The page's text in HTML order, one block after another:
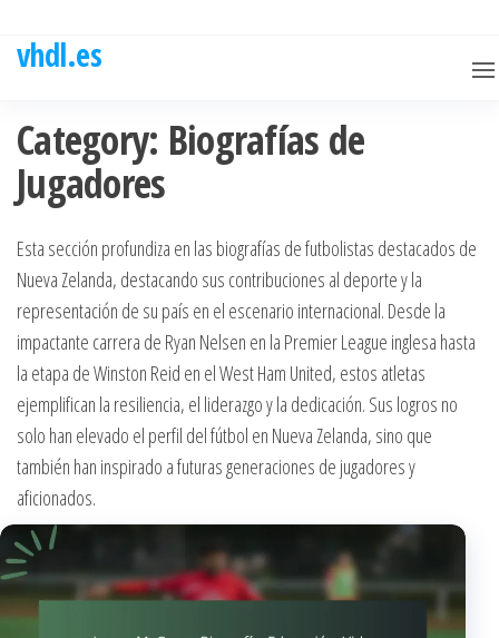
vhdl.es
Category: Biografías de
Jugadores
Esta sección profundiza en las biografías de futbolistas destacados de
Nueva Zelanda, destacando sus contribuciones al deporte y la
representación de su país en el escenario internacional. Desde la
impactante carrera de Ryan Nelsen en la Premier League inglesa hasta
la etapa de Winston Reid en el West Ham United, estos atletas
ejemplifican la resiliencia, el liderazgo y la dedicación. Sus logros no
solo han elevado el perfil del fútbol en Nueva Zelanda, sino que
también han inspirado a futuras generaciones de jugadores y
aficionados.